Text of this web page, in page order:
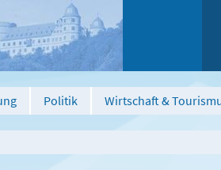
Politik Wirtschaft &